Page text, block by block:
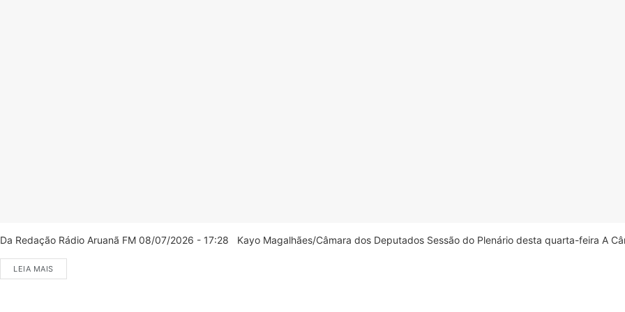
Da Redação Rádio Aruanã FM 08/07/2026 - 17:28 Kayo Magalhães/Câmara dos Deputados Sessão do Plenário desta quarta-feira A
LEIA MAIS